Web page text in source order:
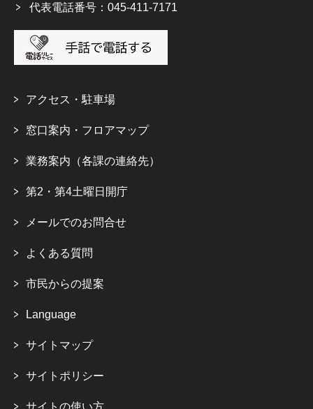
代表電話番号：045-411-7171
アクセス・駐車場
窓口案内・フロアマップ
業務案内（各課の連絡先）
第2・第4土曜日開庁
メールでのお問合せ
よくある質問
市民からの提案
Language
サイトマップ
サイトポリシー
サイトの使い方